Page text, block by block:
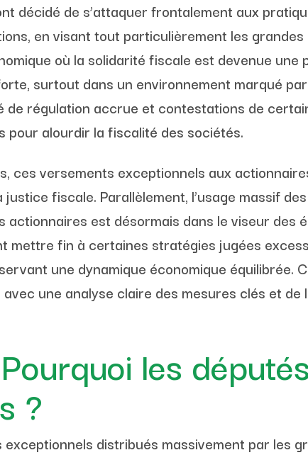
décidé de s’attaquer frontalement aux
en visant tout particulièrement les
où la solidarité fiscale est devenue une
surtout dans un environnement marqué
de régulation accrue et contestations de
pour alourdir la fiscalité des sociétés.
ces versements exceptionnels aux
fiscale. Parallèlement, l’usage massif
est désormais dans le viseur des
mettre fin à certaines stratégies jugées
une dynamique économique équilibrée.
une analyse claire des mesures clés et
les
?
distribués massivement par les